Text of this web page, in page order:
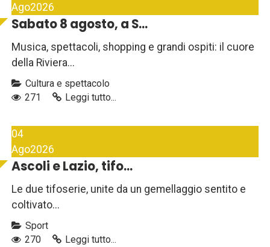
Ago2026
Sabato 8 agosto, a S...
Musica, spettacoli, shopping e grandi ospiti: il cuore
della Riviera...
Cultura e spettacolo
271
Leggi tutto...
04
Ago2026
Ascoli e Lazio, tifo...
Le due tifoserie, unite da un gemellaggio sentito e
coltivato...
Sport
270
Leggi tutto...